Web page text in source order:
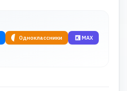
Одноклассники MAX